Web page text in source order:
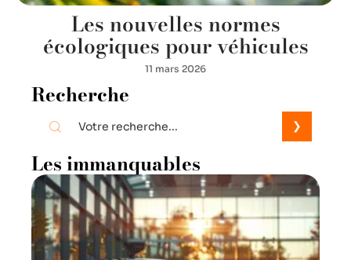
Les nouvelles normes
écologiques pour véhicules
11 mars 2026
Recherche
Les immanquables